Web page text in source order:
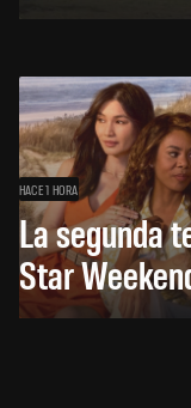
HACE 1 HORA
La segunda
Star